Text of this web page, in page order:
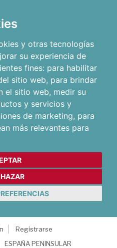
y otras tecnologías
su experiencia de
fines: para habilitar
sitio web, para brindar
el sitio web, medir su
y servicios y
de marketing, para
más relevantes para
Registrarse
ESPAÑA PENINSULAR